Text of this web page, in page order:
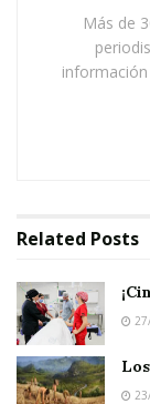
El romano,
Sí; eso
Y entonces
aseguró:
Más de
Related Posts